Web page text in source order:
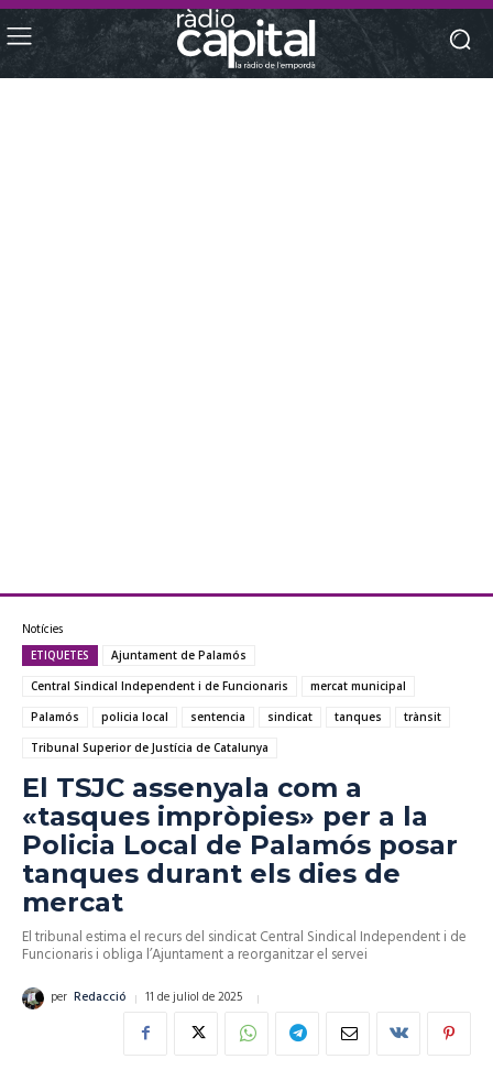
Notícies
ETIQUETES
Ajuntament de Palamós
Central Sindical Independent i de Funcionaris
mercat municipal
Palamós
policia local sentencia sindicat tanques
trànsit
Tribunal Superior de Justícia de Catalunya
El TSJC assenyala com a
«tasques impròpies» per a la
Policia Local de Palamós posar
tanques durant els dies de
mercat
El tribunal estima el recurs del sindicat Central Sindical Independent i de
Funcionaris i obliga l’Ajuntament a reorganitzar el servei
per Redacció 11 de juliol de 2025